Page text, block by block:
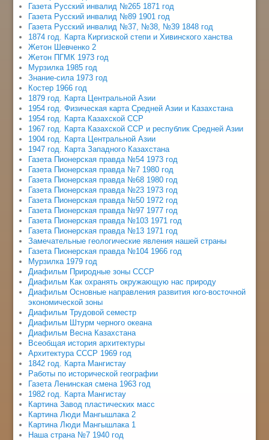
Газета Русский инвалид №265 1871 год
Газета Русский инвалид №89 1901 год
Газета Русский инвалид №37, №38, №39 1848 год
1874 год. Карта Киргизской степи и Хивинского ханства
Жетон Шевченко 2
Жетон ПГМК 1973 год
Мурзилка 1985 год
Знание-сила 1973 год
Костер 1966 год
1879 год. Карта Центральной Азии
1954 год. Физическая карта Средней Азии и Казахстана
1954 год. Карта Казахской ССР
1967 год. Карта Казахской ССР и республик Средней Азии
1904 год. Карта Центральной Азии
1947 год. Карта Западного Казахстана
Газета Пионерская правда №54 1973 год
Газета Пионерская правда №7 1980 год
Газета Пионерская правда №68 1980 год
Газета Пионерская правда №23 1973 год
Газета Пионерская правда №50 1972 год
Газета Пионерская правда №97 1977 год
Газета Пионерская правда №103 1971 год
Газета Пионерская правда №13 1971 год
Замечательные геологические явления нашей страны
Газета Пионерская правда №104 1966 год
Мурзилка 1979 год
Диафильм Природные зоны СССР
Диафильм Как охранять окружающую нас природу
Диафильм Основные направления развития юго-восточной
экономической зоны
Диафильм Трудовой семестр
Диафильм Штурм черного океана
Диафильм Весна Казахстана
Всеобщая история архитектуры
Архитектура СССР 1969 год
1842 год. Карта Мангистау
Работы по исторической географии
Газета Ленинская смена 1963 год
1982 год. Карта Мангистау
Картина Завод пластических масс
Картина Люди Мангышлака 2
Картина Люди Мангышлака 1
Наша страна №7 1940 год